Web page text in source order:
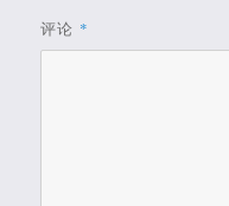
评论 *